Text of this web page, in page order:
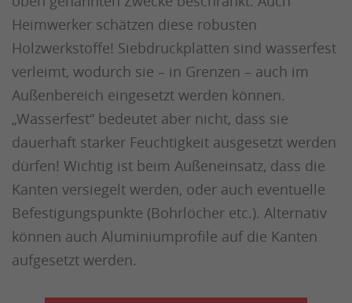
Heimwerker schätzen diese robusten
Holzwerkstoffe! Siebdruckplatten sind wasserfest
verleimt, wodurch sie – in Grenzen – auch im
Außenbereich eingesetzt werden können.
„Wasserfest“ bedeutet aber nicht, dass sie
dauerhaft starker Feuchtigkeit ausgesetzt werden
dürfen! Wichtig ist beim Außeneinsatz, dass die
Kanten versiegelt werden, oder auch eventuelle
Befestigungspunkte (Bohrlöcher etc.). Alternativ
können auch Aluminiumprofile auf die Kanten
aufgesetzt werden.